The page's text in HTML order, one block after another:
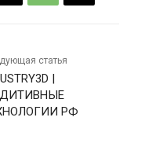
статья
|
РФ